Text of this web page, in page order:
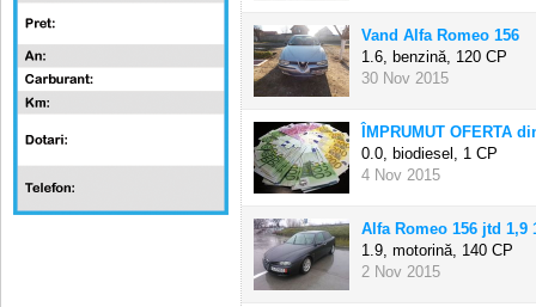
Vand Alfa Romeo 156
1.6, benzină, 120 CP
30 Nov 2015
ÎMPRUMUT OFERTA
0.0, biodiesel, 1 CP
4 Nov 2015
Alfa Romeo 156 jtd 1,9
1.9, motorină, 140 CP
2 Nov 2015